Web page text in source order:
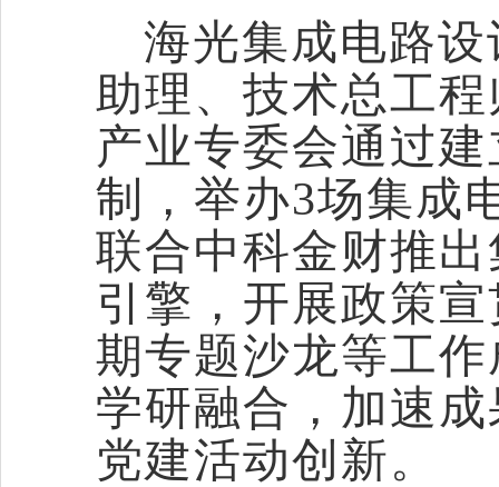
海光集成电路
助理、技术总工
产业专委会通过
制，举办3场集成
联合中科金财推
引擎，开展政策
期专题沙龙等工
学研融合，加速
党建活动创新。